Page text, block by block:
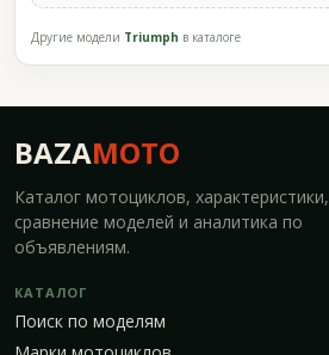
Другие модели Triumph в каталоге
BAZAMOTO
Каталог мотоциклов, характеристики,
сравнение моделей и аналитика по
объявлениям.
КАТАЛОГ
Поиск по моделям